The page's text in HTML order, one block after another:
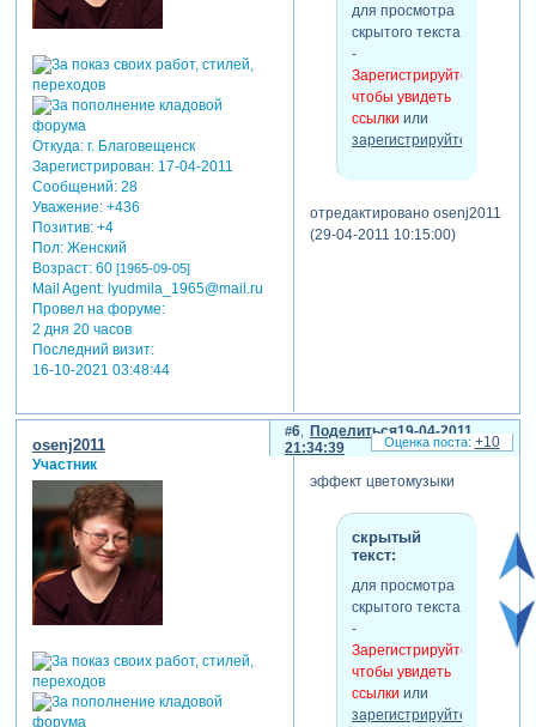
Откуда:г. Благовещенск
Зарегистрирован: 17-04-2011
Сообщений:28
Уважение: +436
Позитив: +4
Пол:Женский
Возраст:60 [1965-09-05]
Mail Agent:lyudmila_1965@mail.ru
Провел на форуме:
2 дня 20 часов
Последний визит:
16-10-2021 03:48:44
для просмотра
скрытого текста
-
Зарегистрируйтесь,
чтобы увидеть
ссылки или
зарегистрируйтесь
отредактировано osenj2011
(29-04-2011 10:15:00)
Поделиться
6
19-04-2011
21:34:39
osenj2011
Участник
эффект цветомузыки
скрытый
текст:
для просмотра
скрытого текста
-
Зарегистрируйтесь,
чтобы увидеть
ссылки или
зарегистрируйтесь
+10